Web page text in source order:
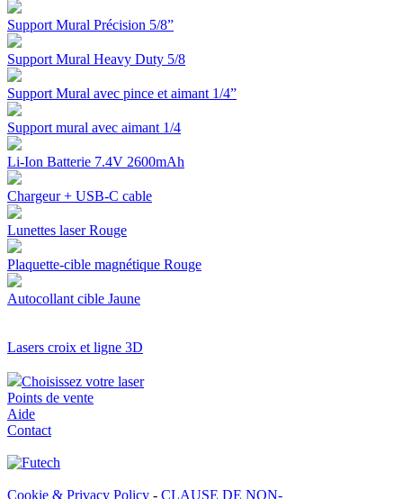
Support Mural Précision 5/8”
Support Mural Heavy Duty 5/8
Support Mural avec pince et aimant 1/4”
Support mural avec aimant 1/4
Li-Ion Batterie 7.4V 2600mAh
Chargeur + USB-C cable
Lunettes laser Rouge
Plaquette-cible magnétique Rouge
Autocollant cible Jaune
Lasers croix et ligne 3D
Choisissez votre laser
Points de vente
Aide
Contact
Cookie & Privacy Policy - CLAUSE DE NON-